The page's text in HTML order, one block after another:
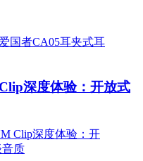
深度体验：开放式